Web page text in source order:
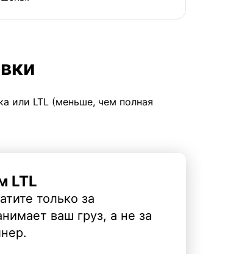
или LTL (меньше, чем полная
LTL
только за
ваш груз, а не за